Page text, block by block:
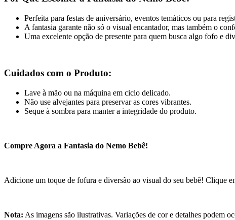
Perfeita para festas de aniversário, eventos temáticos ou para
A fantasia garante não só o visual encantador, mas também o
Uma excelente opção de presente para quem busca algo fofo e
Cuidados com o Produto:
Lave à mão ou na máquina em ciclo delicado.
Não use alvejantes para preservar as cores vibrantes.
Seque à sombra para manter a integridade do produto.
Compre Agora a Fantasia do Nemo Bebê!
Adicione um toque de fofura e diversão ao visual do seu bebê! Clique
Nota: As imagens são ilustrativas. Variações de cor e detalhes podem